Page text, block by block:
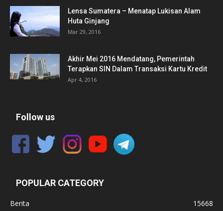
Lensa Sumatera – Menatap Lukisan Alam
Huta Ginjang
Mar 29, 2016
Akhir Mei 2016 Mendatang, Pemerintah
Terapkan SIN Dalam Transaksi Kartu Kredit
Apr 4, 2016
Follow us
POPULAR CATEGORY
Berita 15668